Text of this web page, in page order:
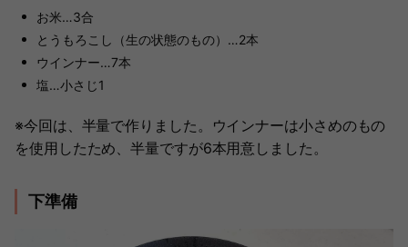
お米…3合
とうもろこし（生の状態のもの）…2本
ウインナー…7本
塩…小さじ1
※今回は、半量で作りました。ウインナーは小さめのもの
を使用したため、半量ですが6本用意しました。
下準備